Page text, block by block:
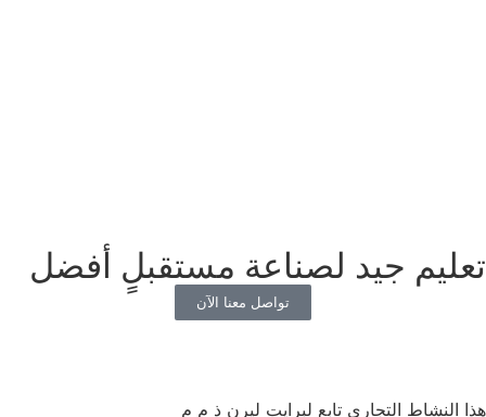
تعليم جيد لصناعة مستقبلٍ أفضل
تواصل معنا الآن
هذا النشاط التجاري تابع لبرايت ليرن ذ م م